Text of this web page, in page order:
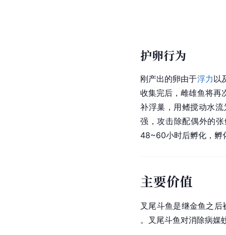
护卵行为
刚产出的卵由于浮力以
收集完后，雌雄鱼将再
补浮巢，用鳍搅动水
强，攻击除配偶外的
48~60小时后孵化，孵
主要价值
叉尾斗鱼是继金鱼之
。叉尾斗鱼对消除病媒